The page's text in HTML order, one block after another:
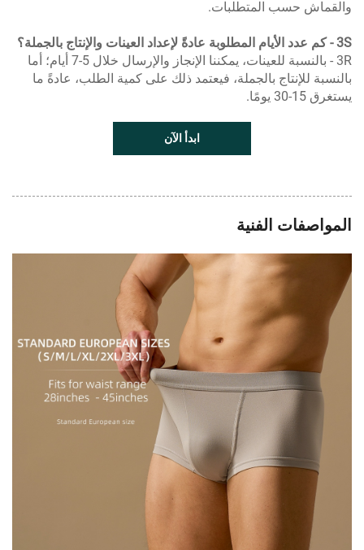
والقماش حسب المتطلبات.
3S - كم عدد الأيام المطلوبة عادةً لإعداد العينات والإنتاج بالجملة؟
3R - بالنسبة للعينات، يمكننا الإنجاز والإرسال خلال 5-7 أيام؛ أما
بالنسبة للإنتاج بالجملة، فيعتمد ذلك على كمية الطلب، عادةً ما
يستغرق 15-30 يومًا.
ابدأ الآن
المواصفات الفنية